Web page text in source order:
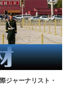
ジャーナリスト・